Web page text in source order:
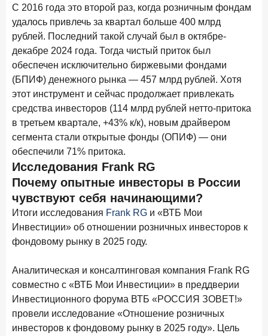
Ипотека. Итоги работы крупнейших ипотечных банков
в феврале 2026 года
18 марта 2026 года ИССЛЕДОВАНИЕ
Банки начали снижать ставки по вкладам еще до
решения ЦБ
16 марта 2026 года
Frank RG объявила победителей кейс-чемпионата
2026 года
12 марта 2026 года
Банки ускорили работу с претензиями
Рассылка Frank RG
Итоги недели, наша трактовка основных событий
на банковском рынке
ПОДПИСАТЬСЯ
Я согласен с условиямиобработки данных
С 2016 года это второй раз, когда розничным фондам
удалось привлечь за квартал больше 400 млрд
рублей. Последний такой случай был в октябре-
декабре 2024 года. Тогда чистый приток был
обеспечен исключительно биржевыми фондами
(БПИФ) денежного рынка — 457 млрд рублей. Хотя
этот инструмент и сейчас продолжает привлекать
средства инвесторов (114 млрд рублей нетто-притока
в третьем квартале, +43% к/к), новым драйвером
сегмента стали открытые фонды (ОПИФ) — они
обеспечили 71% притока.
Исследования Frank RG
Почему опытные инвесторы в России
чувствуют себя начинающими?
Итоги исследования Frank RG и «ВТБ Мои
Инвестиции» об отношении розничных инвесторов к
фондовому рынку в 2025 году.
Аналитическая и консалтинговая компания Frank RG
совместно с «ВТБ Мои Инвестиции» в преддверии
Инвестиционного форума ВТБ «РОССИЯ ЗОВЕТ!»
провели исследование «Отношение розничных
инвесторов к фондовому рынку в 2025 году». Цель